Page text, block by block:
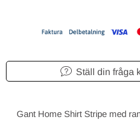
Ställ din fråga
Gant Home Shirt Stripe med